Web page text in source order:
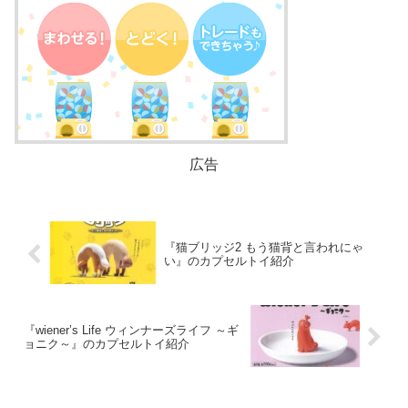
広告
『猫ブリッジ2 もう猫背と言われにゃ
い』のカプセルトイ紹介
『wiener’s Life ウィンナーズライフ ～ギ
ョニク～』のカプセルトイ紹介